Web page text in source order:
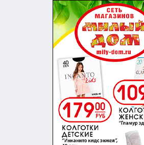
+7 (961) 911-65-41